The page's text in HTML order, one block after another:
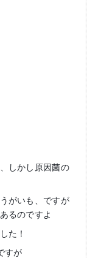
しかし原因菌の
がいも、ですが
るのですよ
た！
すが